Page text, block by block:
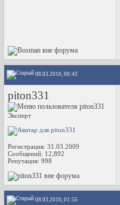
08.03.2010, 00:43
piton331
Эксперт
Регистрация: 31.03.2009
Сообщений: 12,892
Репутация: 998
08.03.2010, 01:55